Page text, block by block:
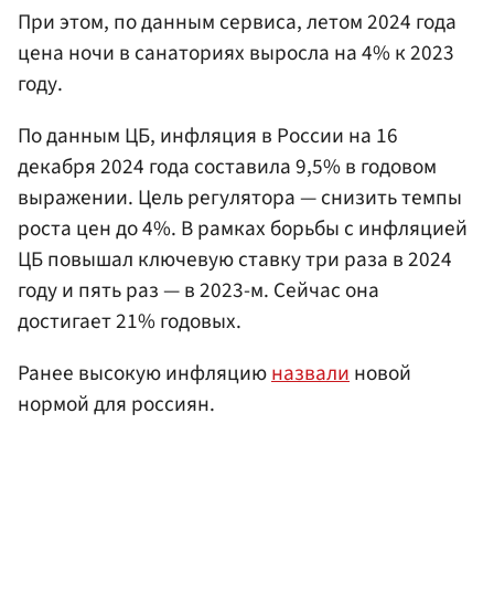
При этом, по данным сервиса, летом 2024 года
цена ночи в санаториях выросла на 4% к 2023
году.
По данным ЦБ, инфляция в России на 16
декабря 2024 года составила 9,5% в годовом
выражении. Цель регулятора — снизить темпы
роста цен до 4%. В рамках борьбы с инфляцией
ЦБ повышал ключевую ставку три раза в 2024
году и пять раз — в 2023-м. Сейчас она
достигает 21% годовых.
Ранее высокую инфляциюназвалиновой
нормой для россиян.